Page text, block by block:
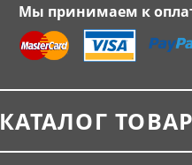
Мы принимаем к
КАТАЛОГ